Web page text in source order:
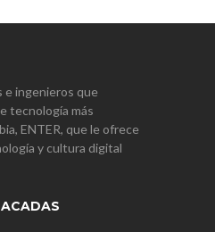
e ingenieros que
tecnología más
ENTER, que le ofrece
y cultura digital